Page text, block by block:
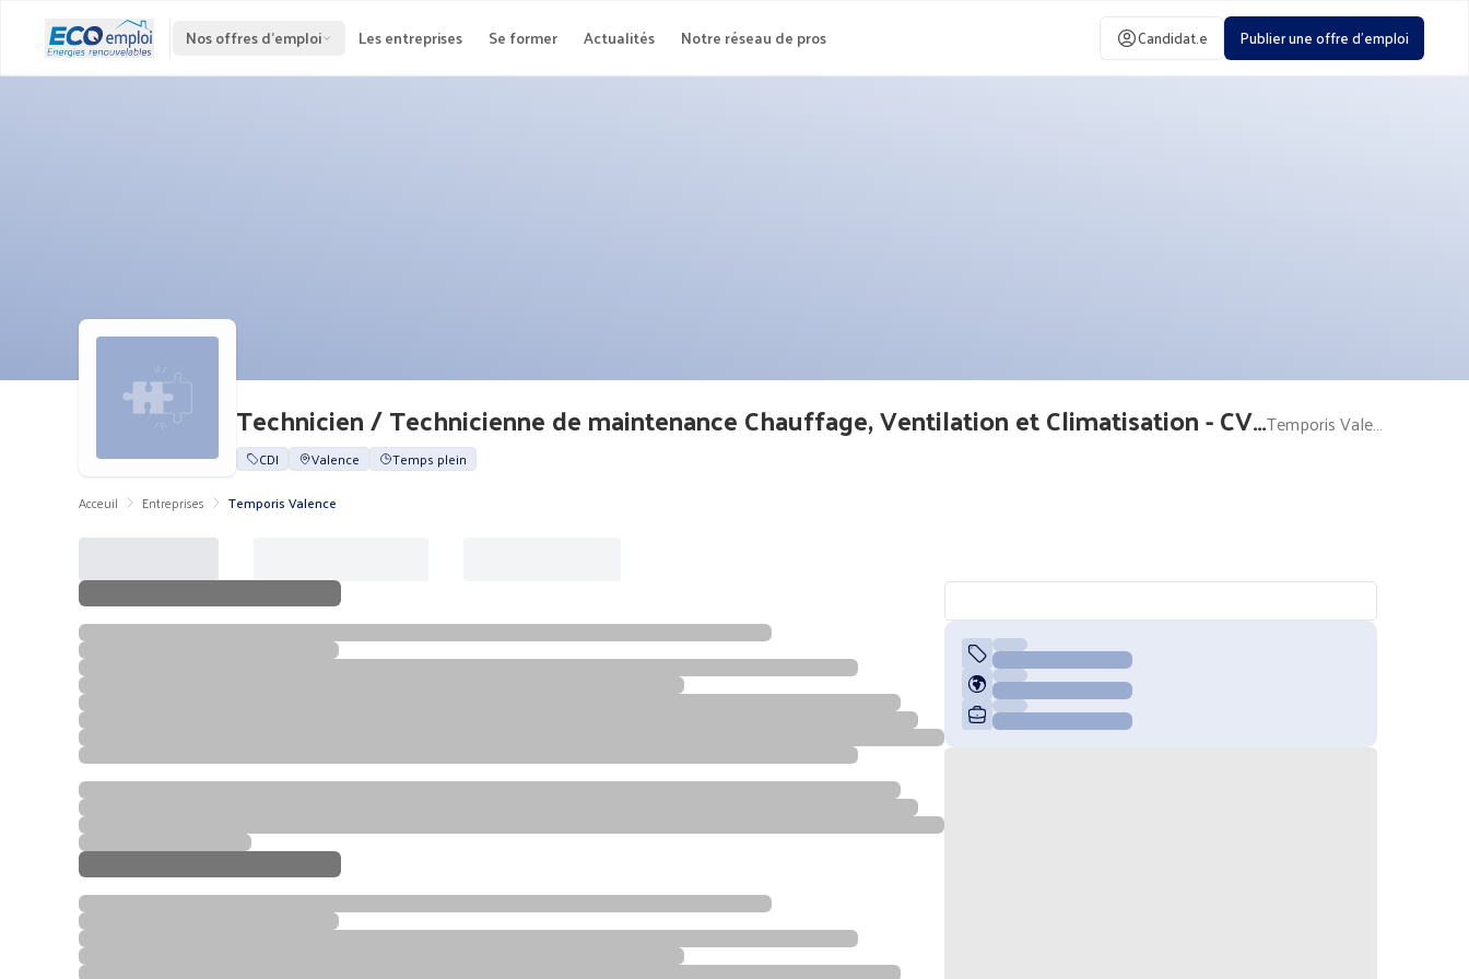
Nos offres d'emploi Les entreprises Se former Actualités Notre réseau de pros Candidat.e Publier une offre d'emploi
Technicien / Technicienne de maintenance Chauffage, Ventilation et Climatisation - CVC (H/F) Temporis Valence
CDI Valence
Temps plein
Acceuil
Entreprises Temporis Valence